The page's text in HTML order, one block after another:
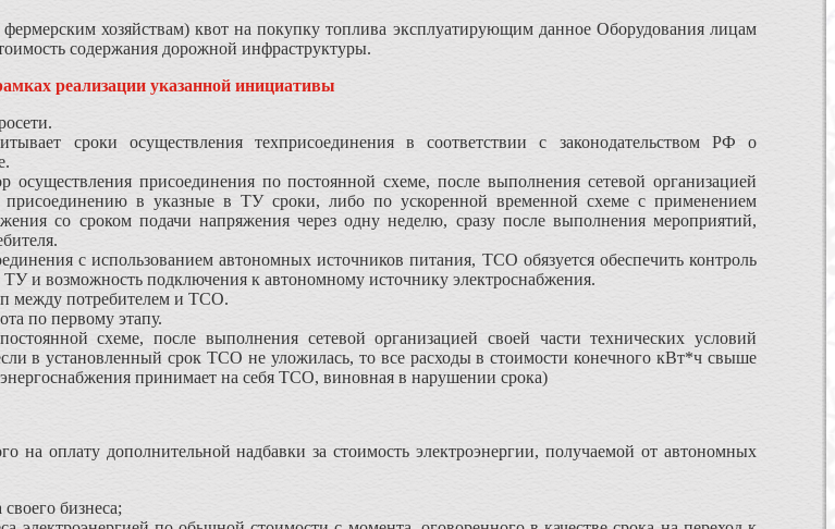
хозяйствам) квот на покупку топлива эксплуатирующим данное Оборудования лицам
содержания дорожной инфраструктуры.
реализации указанной инициативы
сроки осуществления техприсоединения в соответствии с законодательством РФ о
осуществления присоединения по постоянной схеме, после выполнения сетевой организацией
присоединению в указные в ТУ сроки, либо по ускоренной временной схеме с применением
со сроком подачи напряжения через одну неделю, сразу после выполнения мероприятий,
с использованием автономных источников питания, ТСО обязуется обеспечить контроль
и возможность подключения к автономному источнику электроснабжения.
между потребителем и ТСО.
по первому этапу.
схеме, после выполнения сетевой организацией своей части технических условий
если в установленный срок ТСО не уложилась, то все расходы в стоимости конечного кВт*ч свыше
принимает на себя ТСО, виновная в нарушении срока)
на оплату дополнительной надбавки за стоимость электроэнергии, получаемой от автономных
бизнеса;